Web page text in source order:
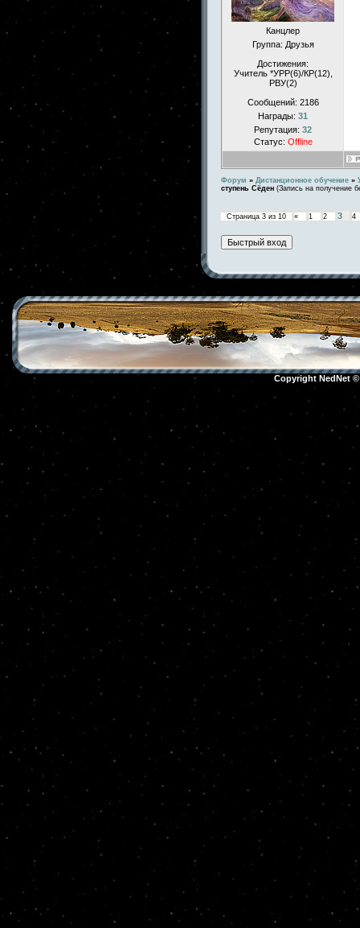
Канцлер
Группа: Друзья
Достижения:
Учитель *УРР(6)/КР(12),
РВУ(2)
Сообщений: 2186
Награды: 31
Репутация: 32
Статус: Offline
Форум » Дистанционное обучение »
ступень Сёден (Запись на получение
Страница 3 из 10 « 1 2 3 4
Copyright NedNet